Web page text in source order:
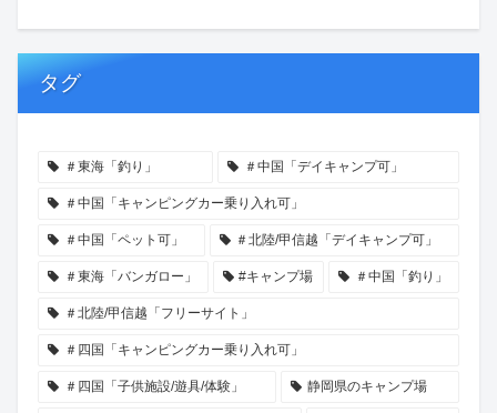
タグ
＃東海「釣り」 ＃中国「デイキャンプ可」
＃中国「キャンピングカー乗り入れ可」
＃中国「ペット可」 ＃北陸/甲信越「デイキャンプ可」
＃東海「バンガロー」 #キャンプ場 ＃中国「釣り」
＃北陸/甲信越「フリーサイト」
＃四国「キャンピングカー乗り入れ可」
＃四国「子供施設/遊具/体験」 静岡県のキャンプ場